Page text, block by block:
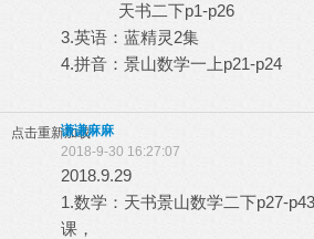
天书二下p1-p26
3.英语：蓝精灵2集
4.拼音：景山数学一上p21-p24
点击重新加载
谦谦麻麻
2018-9-30 16:27:07
2018.9.29
1.数学：天书景山数学二下p27-
课，